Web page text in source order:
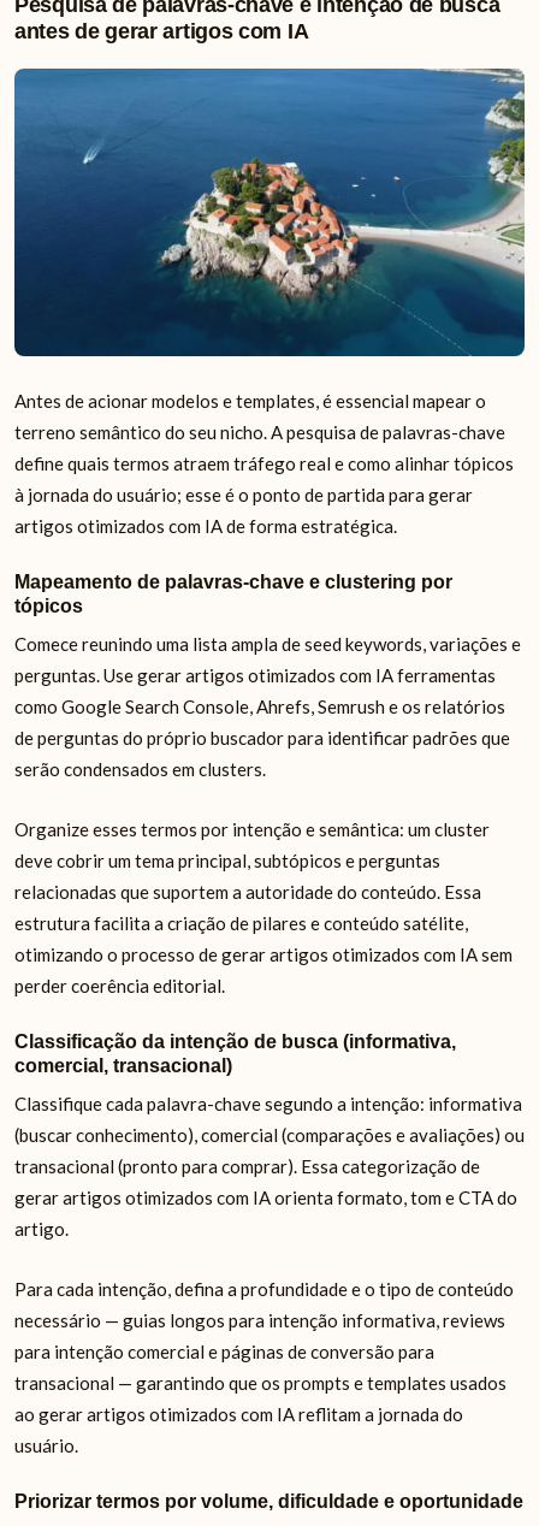
Pesquisa de palavras-chave e intenção de busca
antes de gerar artigos com IA
Antes de acionar modelos e templates, é essencial mapear o
terreno semântico do seu nicho. A pesquisa de palavras-chave
define quais termos atraem tráfego real e como alinhar tópicos
à jornada do usuário; esse é o ponto de partida para gerar
artigos otimizados com IA de forma estratégica.
Mapeamento de palavras-chave e clustering por
tópicos
Comece reunindo uma lista ampla de seed keywords, variações e
perguntas. Use gerar artigos otimizados com IA ferramentas
como Google Search Console, Ahrefs, Semrush e os relatórios
de perguntas do próprio buscador para identificar padrões que
serão condensados em clusters.
Organize esses termos por intenção e semântica: um cluster
deve cobrir um tema principal, subtópicos e perguntas
relacionadas que suportem a autoridade do conteúdo. Essa
estrutura facilita a criação de pilares e conteúdo satélite,
otimizando o processo de gerar artigos otimizados com IA sem
perder coerência editorial.
Classificação da intenção de busca (informativa,
comercial, transacional)
Classifique cada palavra-chave segundo a intenção: informativa
(buscar conhecimento), comercial (comparações e avaliações) ou
transacional (pronto para comprar). Essa categorização de
gerar artigos otimizados com IA orienta formato, tom e CTA do
artigo.
Para cada intenção, defina a profundidade e o tipo de conteúdo
necessário — guias longos para intenção informativa, reviews
para intenção comercial e páginas de conversão para
transacional — garantindo que os prompts e templates usados
ao gerar artigos otimizados com IA reflitam a jornada do
usuário.
Priorizar termos por volume, dificuldade e oportunidade